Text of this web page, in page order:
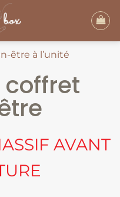
être à l’unité
coffret
AVANT